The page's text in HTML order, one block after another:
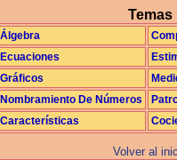
Temas
Álgebra
Ecuaciones
Gráficos
Nombramiento De Números
Características
Volver al